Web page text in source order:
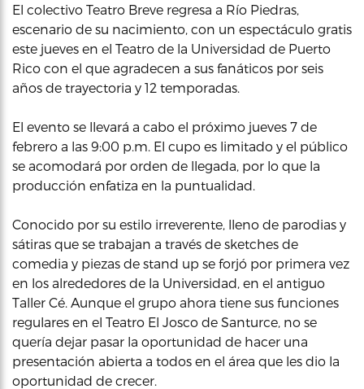
El colectivo Teatro Breve regresa a Río Piedras,
escenario de su nacimiento, con un espectáculo gratis
este jueves en el Teatro de la Universidad de Puerto
Rico con el que agradecen a sus fanáticos por seis
años de trayectoria y 12 temporadas.
El evento se llevará a cabo el próximo jueves 7 de
febrero a las 9:00 p.m. El cupo es limitado y el público
se acomodará por orden de llegada, por lo que la
producción enfatiza en la puntualidad.
Conocido por su estilo irreverente, lleno de parodias y
sátiras que se trabajan a través de sketches de
comedia y piezas de stand up se forjó por primera vez
en los alrededores de la Universidad, en el antiguo
Taller Cé. Aunque el grupo ahora tiene sus funciones
regulares en el Teatro El Josco de Santurce, no se
quería dejar pasar la oportunidad de hacer una
presentación abierta a todos en el área que les dio la
oportunidad de crecer.